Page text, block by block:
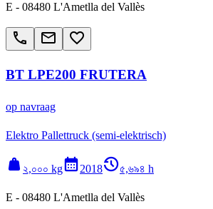
E - 08480 L'Ametlla del Vallès
call email favorite_border
BT LPE200 FRUTERA
op navraag
Elektro Pallettruck (semi-elektrisch)
weight ২,০০০ kgcalendar_month2018history_2৫,৬৯৪ h
E - 08480 L'Ametlla del Vallès